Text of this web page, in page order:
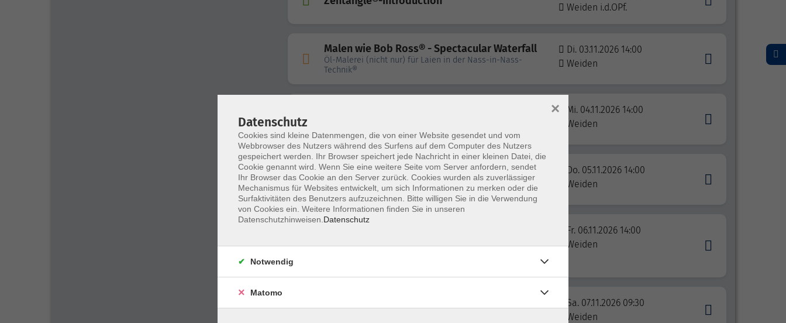
Weiden i.d.OPf.
Malen wie Bob Ross® - Spectacular Waterfall
Öl-Malerei (nicht nur) für Laien in der Nass-in-Nass-
Technik®
Di. 03.11.2026 14:00
Weiden
Mi. 04.11.2026 14:00
Weiden
Malen wie Bob Ross® - Weg am See
Öl-Malerei (nicht nur) für Laien in der Nass-in-Nass-
Technik®
Do. 05.11.2026 14:00
Weiden
Fr. 06.11.2026 14:00
Weiden
Weihnachtliche Kalligrafie
Sa. 07.11.2026 09:30
Weiden
Datenschutz
Cookies sind kleine Datenmengen, die von einer Website gesendet und vom
Webbrowser des Nutzers während des Surfens auf dem Computer des Nutzers
gespeichert werden. Ihr Browser speichert jede Nachricht in einer kleinen Datei, die
Cookie genannt wird. Wenn Sie eine weitere Seite vom Server anfordern, sendet
Ihr Browser das Cookie an den Server zurück. Cookies wurden als zuverlässiger
Mechanismus für Websites entwickelt, um sich Informationen zu merken oder die
Surfaktivitäten des Benutzers aufzuzeichnen. Bitte willigen Sie in die Verwendung
von Cookies ein. Weitere Informationen finden Sie in unseren
Datenschutzhinweisen. Datenschutz
×
Notwendig
Matomo